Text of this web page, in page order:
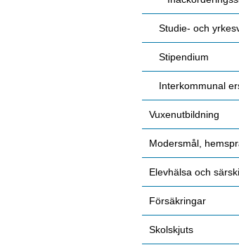
Studie- och
Stipendium
Interkommunal
Vuxenutbildning
Modersmål,
Elevhälsa och
Försäkringar
Skolskjuts